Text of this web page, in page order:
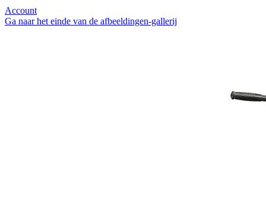
Account
Ga naar het einde van de afbeeldingen-gallerij